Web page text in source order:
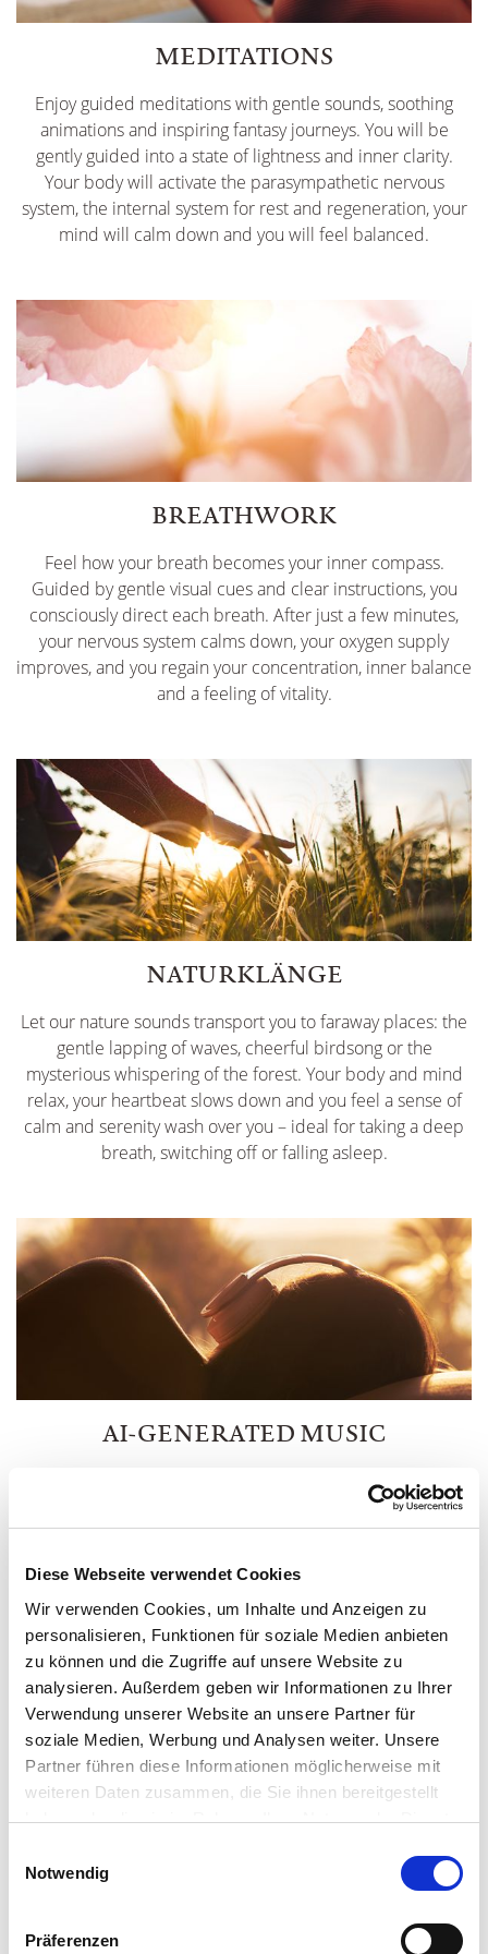
Diese Webseite verwendet Cookies
Wir verwenden Cookies, um Inhalte und Anzeigen zu
personalisieren, Funktionen für soziale Medien anbieten
zu können und die Zugriffe auf unsere Website zu
analysieren. Außerdem geben wir Informationen zu Ihrer
Verwendung unserer Website an unsere Partner für
soziale Medien, Werbung und Analysen weiter. Unsere
Partner führen diese Informationen möglicherweise mit
weiteren Daten zusammen, die Sie ihnen bereitgestellt
haben oder die sie im Rahmen Ihrer Nutzung der Dienste
Cookies, wenn Sie unsere Webseite weiterhin nutzen.
Notwendig
Präferenzen
MEDITATIONS
Enjoy guided meditations with gentle sounds, soothing
animations and inspiring fantasy journeys. You will be
gently guided into a state of lightness and inner clarity.
Your body will activate the parasympathetic nervous
system, the internal system for rest and regeneration, your
mind will calm down and you will feel balanced.
BREATHWORK
Feel how your breath becomes your inner compass.
Guided by gentle visual cues and clear instructions, you
consciously direct each breath. After just a few minutes,
your nervous system calms down, your oxygen supply
improves, and you regain your concentration, inner balance
and a feeling of vitality.
NATURKLÄNGE
Let our nature sounds transport you to faraway places: the
gentle lapping of waves, cheerful birdsong or the
mysterious whispering of the forest. Your body and mind
relax, your heartbeat slows down and you feel a sense of
calm and serenity wash over you – ideal for taking a deep
breath, switching off or falling asleep.
AI-GENERATED MUSIC
Lass dich von Klanglandschaften tragen, die sich mit jedem
Mal neu entfalten. Du hörst nie dasselbe, sondern tauchst
in immer neue, faszinierende Klänge ein, die deine Sinne
Gehirnwellen und fördert tiefe Entspannung, erholsamen
Schlaf oder kreative Inspiration – je nachdem, was du
gerade brauchst.